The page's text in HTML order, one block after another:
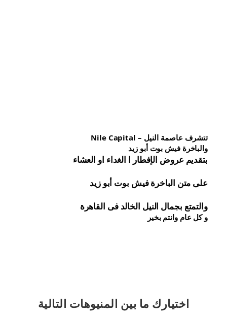
تتشرف عاصمة النيل – Nile Capital
والباخرة فيش بوت أبو زيد
بتقديم عروض الإفطار ا الغداء او العشاء
على متن الباخرة فيش بوت أبو زيد
والتمتع بجمال النيل الخالد فى القاهرة
و كل عام وانتم بخير
اختيارك ما بين المنيوهات التالية